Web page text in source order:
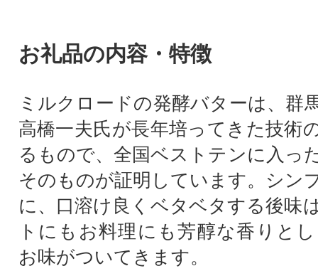
お礼品の内容・特徴
ミルクロードの発酵バターは、群
高橋一夫氏が長年培ってきた技術
るもので、全国ベストテンに入っ
そのものが証明しています。シン
に、口溶け良くベタベタする後味
トにもお料理にも芳醇な香りと
お味がついてきます。